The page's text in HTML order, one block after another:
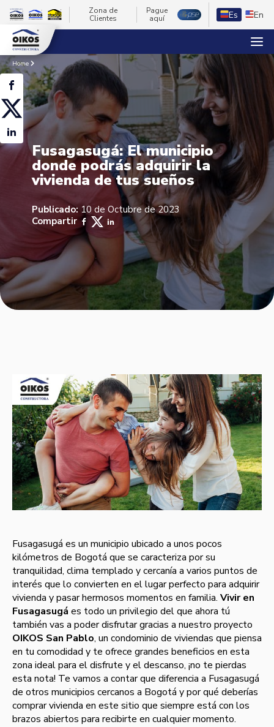
Zona de
Clientes
Pague
aquí
Es En
Home
Fusagasugá: El municipio
donde podrás adquirir la
vivienda de tus sueños
Publicado: 10 de Octubre de 2023
Compartir
Fusagasugá es un municipio ubicado a unos pocos
kilómetros de Bogotá que se caracteriza por su
tranquilidad, clima templado y cercanía a varios puntos de
interés que lo convierten en el lugar perfecto para adquirir
vivienda y pasar hermosos momentos en familia. Vivir en
Fusagasugá es todo un privilegio del que ahora tú
también vas a poder disfrutar gracias a nuestro proyecto
OIKOS San Pablo, un condominio de viviendas que piensa
en tu comodidad y te ofrece grandes beneficios en esta
zona ideal para el disfrute y el descanso, ¡no te pierdas
esta nota! Te vamos a contar que diferencia a Fusagasugá
de otros municipios cercanos a Bogotá y por qué deberías
comprar vivienda en este sitio que siempre está con los
brazos abiertos para recibirte en cualquier momento.